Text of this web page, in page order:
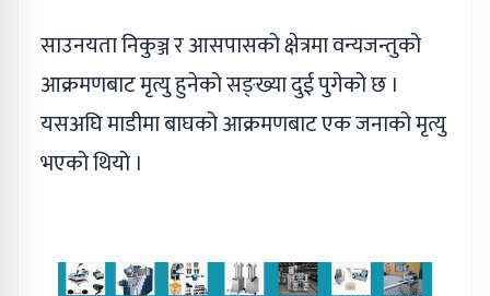
साउनयता निकुञ्ज र आसपासको क्षेत्रमा वन्यजन्तुको
आक्रमणबाट मृत्यु हुनेको सङ्ख्या दुई पुगेको छ ।
यसअघि माडीमा बाघको आक्रमणबाट एक जनाको मृत्यु
भएको थियो ।